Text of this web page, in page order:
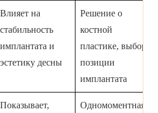
Влияет на
стабильность
имплантата и
эстетику десны
Решение о
костной
пластике, выбор
позиции
имплантата
Показывает,
Одномоментная